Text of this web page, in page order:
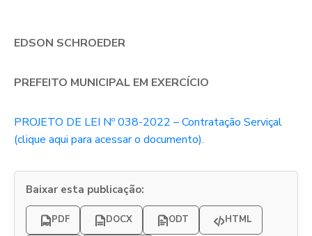
EDSON SCHROEDER
PREFEITO MUNICIPAL EM EXERCÍCIO
PROJETO DE LEI Nº 038-2022 – Contratação Serviçal
(clique aqui para acessar o documento).
Baixar esta publicação:
PDF DOCX ODT HTML